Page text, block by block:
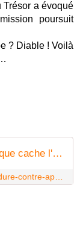
Trésor a évoqué
poursuit
? Diable ! Voilà
Procédure bruxelloise contre Apple : que cache l'hypocrisie de la Commission européenne ?